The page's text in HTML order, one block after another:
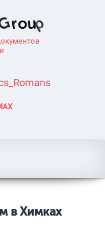
в Химках